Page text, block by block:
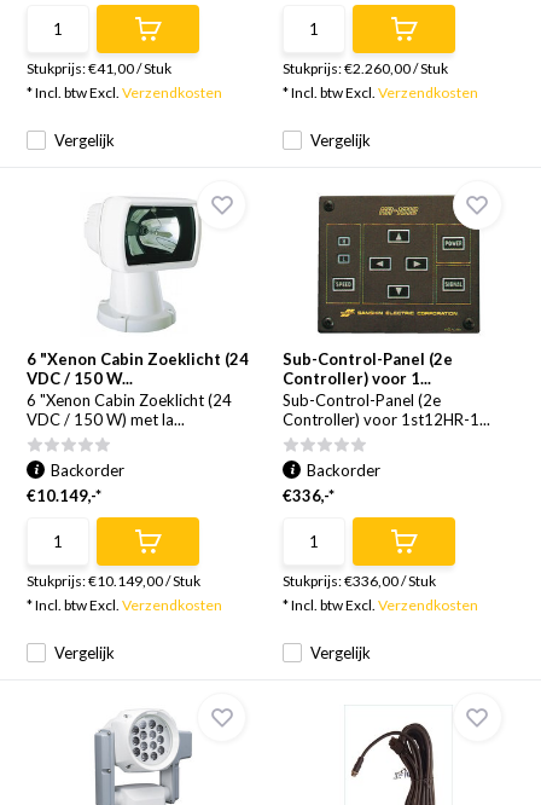
Vergelijk
Stukprijs:€41,00/Stuk
* Incl. btw Excl.Verzendkosten
Vergelijk
Stukprijs:€2.260,00/Stuk
* Incl. btw Excl. Verzendkosten
6 "Xenon Cabin Zoeklicht (24
VDC / 150 W...
6 "Xenon Cabin Zoeklicht (24
VDC / 150 W) met la...
Vergelijk
Backorder
€10.149,-*
Stukprijs:€10.149,00/Stuk
* Incl. btw Excl.Verzendkosten
Sub-Control-Panel (2e
Controller) voor 1...
Sub-Control-Panel (2e
Controller) voor 1st12HR-1...
Vergelijk
Backorder
€336,-*
Stukprijs:€336,00/Stuk
* Incl. btw Excl. Verzendkosten